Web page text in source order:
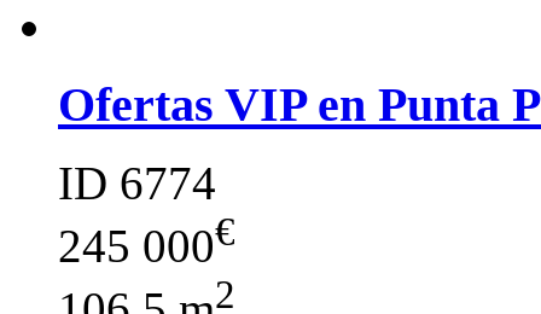
Ofertas VIP en Punta
ID 6774
245 000€
2